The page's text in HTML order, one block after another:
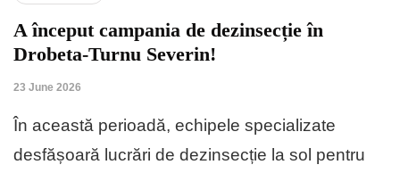
A început campania de dezinsecție în
Drobeta-Turnu Severin!
23 June 2026
În această perioadă, echipele specializate
desfășoară lucrări de dezinsecție la sol pentru